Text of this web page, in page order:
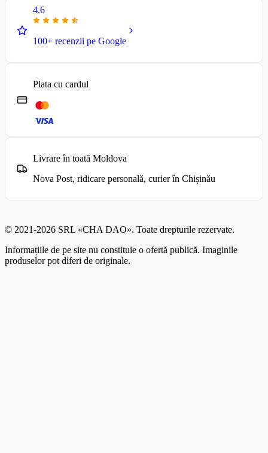
4.6
100+ recenzii pe Google
Plata cu cardul
Livrare în toată Moldova
Nova Post, ridicare personală, curier în Chișinău
© 2021-2026 SRL «CHA DAO». Toate drepturile rezervate.
Informațiile de pe site nu constituie o ofertă publică. Imaginile
produselor pot diferi de originale.